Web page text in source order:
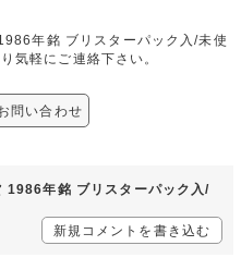
年銘 ブリスターパック入/未使
気軽にご連絡下さい。
問い合わせ
1986年銘 ブリスターパック入/
新規コメントを書き込む